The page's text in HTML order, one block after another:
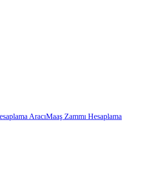
AracıMaaş Zammı Hesaplama